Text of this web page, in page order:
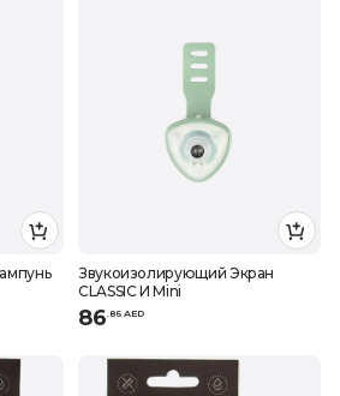
Звукоизолирующий Экран
CLASSIC И Mini
86 86 AED